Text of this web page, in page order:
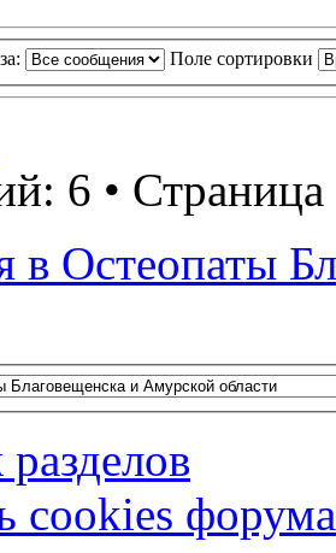
Поле сортировки
6 • Страница
в Остеопаты
cookies форума